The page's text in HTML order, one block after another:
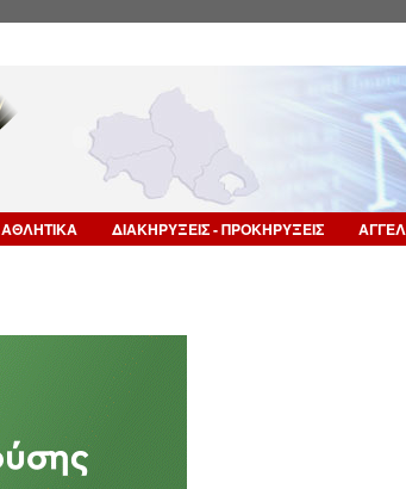
ΑΘΛΗΤΙΚΑ ΔΙΑΚΗΡΥΞΕΙΣ - ΠΡΟΚΗΡΥΞΕΙΣ